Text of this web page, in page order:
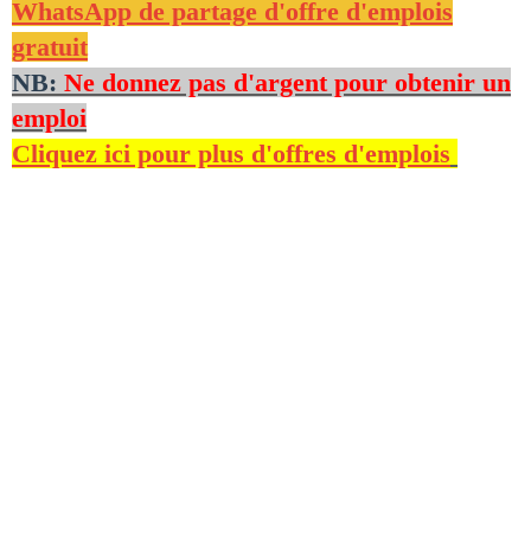
WhatsApp de partage d'offre d'emplois
gratuit
NB: Ne donnez pas d'argent pour obtenir un
emploi
Cliquez ici pour plus d'offres d'emplois